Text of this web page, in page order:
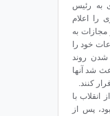
به رئیس
را اعلام
به
خود را
شدن روند
شد آنها
با
پس از